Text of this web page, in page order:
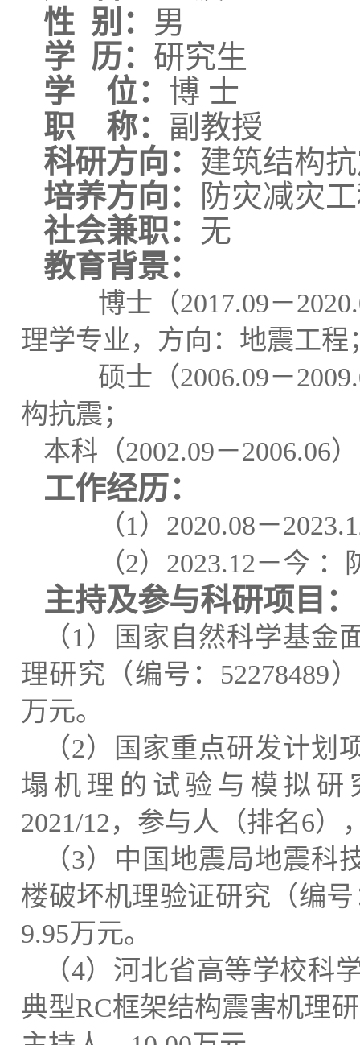
性 别： 男
学 历： 研究生
学 位： 博 士
职 称： 副教授
科研方向： 建筑结构
培养方向：
防灾减灾
社会兼职： 无
教育背景：
博士 （2017.09－
理学专业，方向：地震工程
硕士（2006.09－2009.
构抗震；
本科（2002.09－2006.06
工作经历：
（1 ） 2020.08－
（2） 2023.12－今 ：
主持及参与科研项目：
（ 1 ）
国家自然科学基金
理研究 （编号： 52278489
万元。
（2）国家重点研发计划
塌机理的试验与模拟研
2021/12，参与人（排名6）
（3） 中国地震局地震科
楼破坏机理验证研究 （编
9.95万元。
（4） 河北省高等学校科
典型RC框架结构震害机理